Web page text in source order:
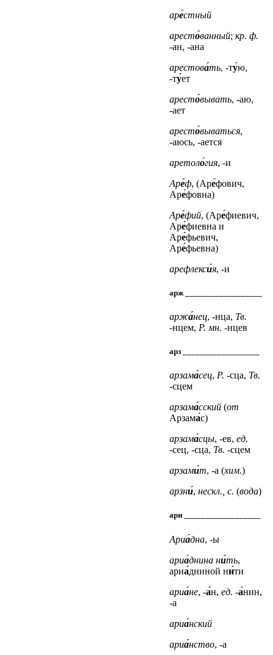
аре́стный
аресто́ванный; кр. ф.
-ан, -ана
арестова́ть, -ту́ю,
-ту́ет
аресто́вывать, -аю,
-ает
аресто́вываться,
-аюсь, -ается
аретоло́гия, -и
Аре́ф, (Аре́фович,
Аре́фовна)
Аре́фий, (Аре́фиевич,
Аре́фиевна и
Аре́фьевич,
Аре́фьевна)
арефлекси́я, -и
арж __________________
аржа́нец, -нца, Тв.
-нцем, Р. мн. -нцев
арз __________________
арзама́сец, Р. -сца, Тв.
-сцем
арзама́сский (от
Арзама́с)
арзама́сцы, -ев, ед.
-сец, -сца, Тв. -сцем
арзами́т, -а (хим.)
арзни́, нескл., с. (вода)
ари __________________
Ариа́дна, -ы
ариа́днина ни́ть,
ариа́дниной ни́ти
ариа́не, -а́н, ед. -а́нин,
-а
ариа́нский
ариа́нство, -а